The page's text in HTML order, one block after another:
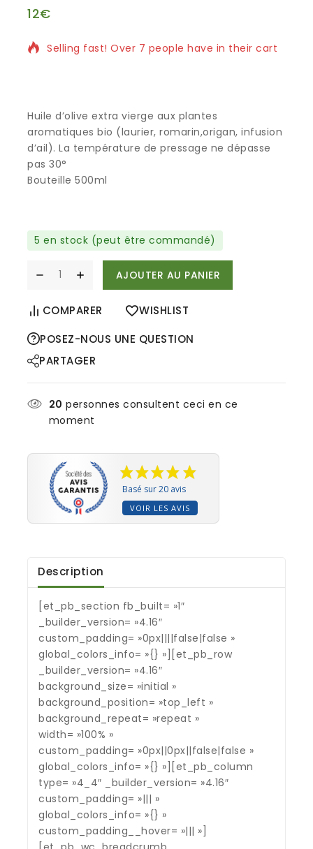
12€9 produits vendus au cours des 3 dernières heures
Selling fast! Over 7 people have in their cart
Huile d’olive extra vierge aux plantes
aromatiques bio (laurier, romarin,origan, infusion
d’ail). La température de pressage ne dépasse
pas 30°
Bouteille 500ml
5 en stock (peut être commandé)
AJOUTER AU PANIER
COMPARER
WISHLIST
POSEZ-NOUS UNE QUESTION
PARTAGER
20 personnes consultent ceci en ce
moment
Basé sur 20 avis
VOIR LES AVIS
Description
[et_pb_section fb_built= »1″
_builder_version= »4.16″
custom_padding= »0px||||false|false »
global_colors_info= »{} »][et_pb_row
_builder_version= »4.16″
background_size= »initial »
background_position= »top_left »
background_repeat= »repeat »
width= »100% »
custom_padding= »0px||0px||false|false »
global_colors_info= »{} »][et_pb_column
type= »4_4″ _builder_version= »4.16″
custom_padding= »||| »
global_colors_info= »{} »
custom_padding__hover= »||| »]